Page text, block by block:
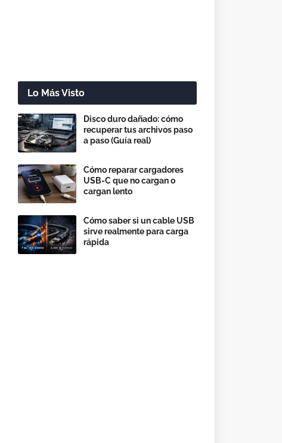
Lo Más Visto
Disco duro dañado: cómo
recuperar tus archivos paso
a paso (Guía real)
Cómo reparar cargadores
USB-C que no cargan o
cargan lento
Cómo saber si un cable USB
sirve realmente para carga
rápida